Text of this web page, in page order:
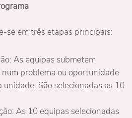
se em três etapas principais:
As equipas submetem
problema ou oportunidade
unidade. São selecionadas as 10
As 10 equipas selecionadas